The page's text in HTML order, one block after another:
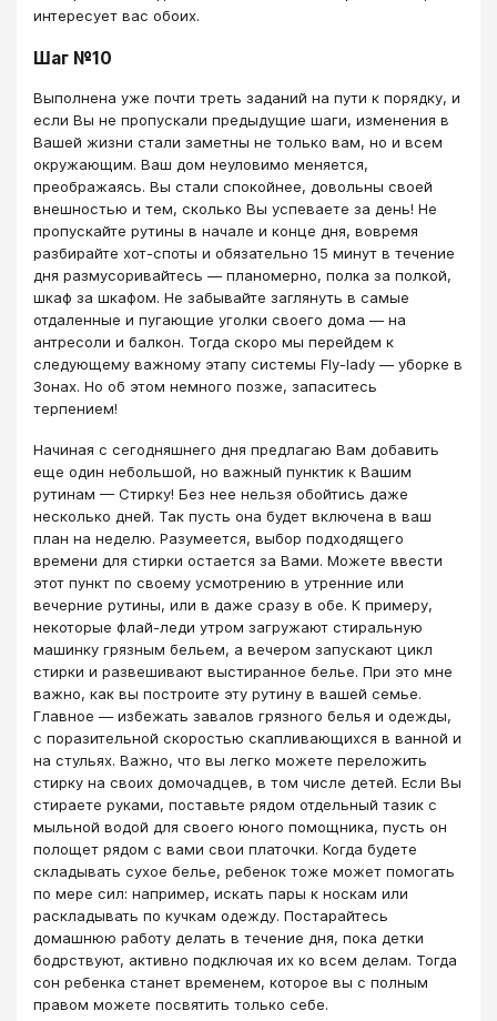
интересует вас обоих.
Шаг №10
Выполнена уже почти треть заданий на пути к порядку, и
если Вы не пропускали предыдущие шаги, изменения в
Вашей жизни стали заметны не только вам, но и всем
окружающим. Ваш дом неуловимо меняется,
преображаясь. Вы стали спокойнее, довольны своей
внешностью и тем, сколько Вы успеваете за день! Не
пропускайте рутины в начале и конце дня, вовремя
разбирайте хот-споты и обязательно 15 минут в течение
дня размусоривайтесь — планомерно, полка за полкой,
шкаф за шкафом. Не забывайте заглянуть в самые
отдаленные и пугающие уголки своего дома — на
антресоли и балкон. Тогда скоро мы перейдем к
следующему важному этапу системы Fly-lady — уборке в
Зонах. Но об этом немного позже, запаситесь
терпением!
Начиная с сегодняшнего дня предлагаю Вам добавить
еще один небольшой, но важный пунктик к Вашим
рутинам — Стирку! Без нее нельзя обойтись даже
несколько дней. Так пусть она будет включена в ваш
план на неделю. Разумеется, выбор подходящего
времени для стирки остается за Вами. Можете ввести
этот пункт по своему усмотрению в утренние или
вечерние рутины, или в даже сразу в обе. К примеру,
некоторые флай-леди утром загружают стиральную
машинку грязным бельем, а вечером запускают цикл
стирки и развешивают выстиранное белье. При это мне
важно, как вы построите эту рутину в вашей семье.
Главное — избежать завалов грязного белья и одежды,
с поразительной скоростью скапливающихся в ванной и
на стульях. Важно, что вы легко можете переложить
стирку на своих домочадцев, в том числе детей. Если Вы
стираете руками, поставьте рядом отдельный тазик с
мыльной водой для своего юного помощника, пусть он
полощет рядом с вами свои платочки. Когда будете
складывать сухое белье, ребенок тоже может помогать
по мере сил: например, искать пары к носкам или
раскладывать по кучкам одежду. Постарайтесь
домашнюю работу делать в течение дня, пока детки
бодрствуют, активно подключая их ко всем делам. Тогда
сон ребенка станет временем, которое вы с полным
правом можете посвятить только себе.